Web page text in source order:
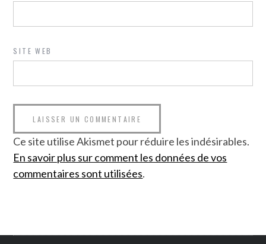
SITE WEB
Ce site utilise Akismet pour réduire les indésirables.
En savoir plus sur comment les données de vos
commentaires sont utilisées.